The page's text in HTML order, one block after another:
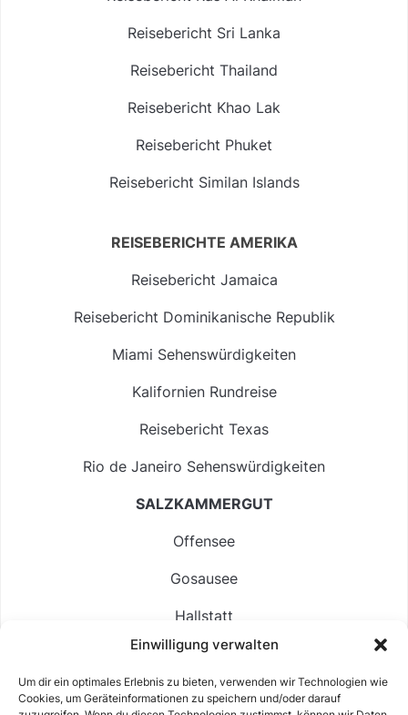
Einwilligung verwalten
Um dir ein optimales Erlebnis zu bieten, verwenden wir Technologien wie
Cookies, um Geräteinformationen zu speichern und/oder darauf
Reisebericht Sri Lanka
Reisebericht Thailand
Reisebericht Khao Lak
Reisebericht Phuket
Reisebericht Similan Islands
REISEBERICHTE AMERIKA
Reisebericht Jamaica
Reisebericht Dominikanische Republik
Miami Sehenswürdigkeiten
Kalifornien Rundreise
Reisebericht Texas
Rio de Janeiro Sehenswürdigkeiten
SALZKAMMERGUT
Offensee
Gosausee
Hallstatt
Langbathsee
Altausseer See